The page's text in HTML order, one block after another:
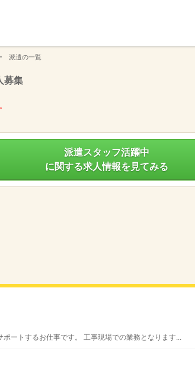
派遣の一覧
集
派遣スタッフ活躍中
に関する求人情報を見てみる
ートするお仕事です。 工事現場での業務となります...